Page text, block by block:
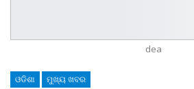
dea
ଓଡିଶା ମୁଖ୍ୟ ଖବର